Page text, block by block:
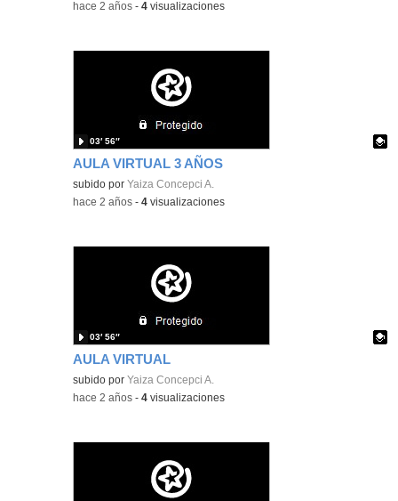
-hace 2 años -4 visualizaciones
AULA VIRTUAL 3 AÑOS
Contenido educativo.
subido por Yaiza Concepci A.
03′ 56″
-hace 2 años -4 visualizaciones
AULA VIRTUAL
Contenido educativo.
subido por Yaiza Concepci A.
03′ 56″
-hace 2 años -4 visualizaciones